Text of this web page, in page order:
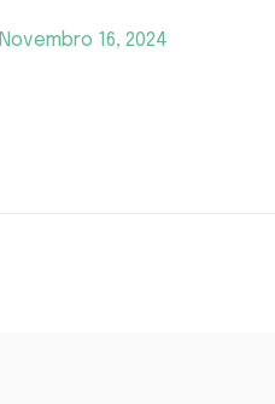
Novembro 16, 2024